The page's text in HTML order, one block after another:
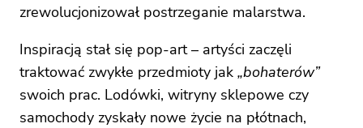
zrewolucjonizował postrzeganie malarstwa.
Inspiracją stał się pop-art – artyści zaczęli
traktować zwykłe przedmioty jak „bohaterów”
swoich prac. Lodówki, witryny sklepowe czy
samochody zyskały nowe życie na płótnach,